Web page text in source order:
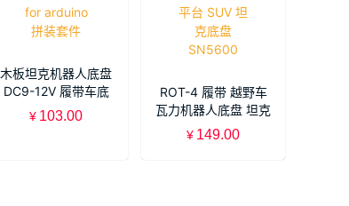
木板坦克机器人底盘
DC9-12V 履带车底
盘DIY for arduino 拼
¥ 103.00
ROT-4 履带 越野车
瓦力机器人底盘 坦克
小车平台 SUV 坦克
¥ 149.00